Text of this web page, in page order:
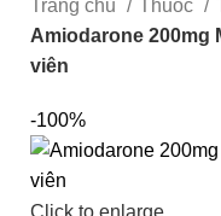
Trang chủ Thuốc
Amiodarone 200mg
viên
-100%